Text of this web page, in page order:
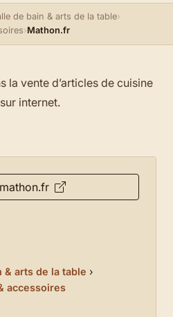
de bain & arts de la table›
›Mathon.fr
la vente d’articles de cuisine
internet.
& arts de la table ›
accessoires